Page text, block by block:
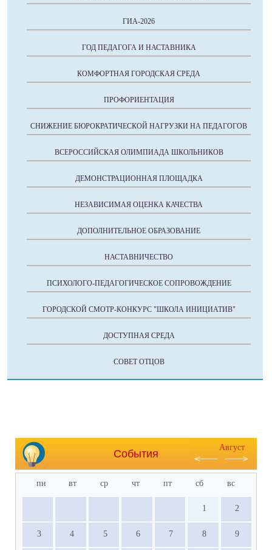
ГИА-2026
ГОД ПЕДАГОГА И НАСТАВНИКА
КОМФОРТНАЯ ГОРОДСКАЯ СРЕДА
ПРОФОРИЕНТАЦИЯ
СНИЖЕНИЕ БЮРОКРАТИЧЕСКОЙ НАГРУЗКИ НА ПЕДАГОГОВ
ВСЕРОССИЙСКАЯ ОЛИМПИАДА ШКОЛЬНИКОВ
ДЕМОНСТРАЦИОННАЯ ПЛОЩАДКА
НЕЗАВИСИМАЯ ОЦЕНКА КАЧЕСТВА
ДОПОЛНИТЕЛЬНОЕ ОБРАЗОВАНИЕ
НАСТАВНИЧЕСТВО
ПСИХОЛОГО-ПЕДАГОГИЧЕСКОЕ СОПРОВОЖДЕНИЕ
ГОРОДСКОЙ СМОТР-КОНКУРС "ШКОЛА ИНИЦИАТИВ"
ДОСТУПНАЯ СРЕДА
СОВЕТ ОТЦОВ
События
Август
пн вт ср чт пт сб вс
1 2
3 4 5 6 7 8 9